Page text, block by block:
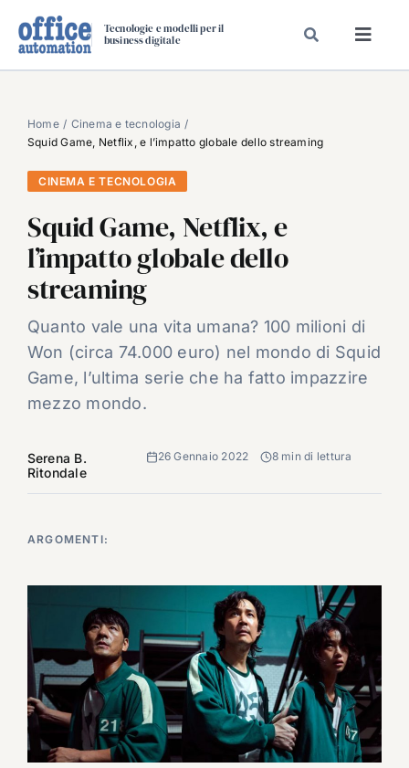
Tecnologie e modelli per il
business digitale
SPECIAL PAPER
TAVOLE ROTONDE DI REDAZIONE
DAL MERCATO
CARRIERE
VIDEO
EVENTI
CHI SIAMO
Home
Cinema e tecnologia
Squid Game, Netflix, e l’impatto globale dello streaming
CINEMA E TECNOLOGIA
Squid Game, Netflix, e
l’impatto globale dello
streaming
Quanto vale una vita umana? 100 milioni di
Won (circa 74.000 euro) nel mondo di Squid
Game, l’ultima serie che ha fatto impazzire
mezzo mondo.
Serena B.
Ritondale
26 Gennaio 2022 8 min di lettura
ARGOMENTI: